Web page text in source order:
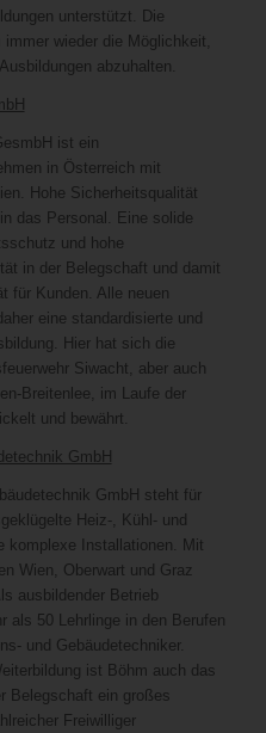
unterstützt. Die
wieder die Möglichkeit,
abzuhalten.
ist ein
in Österreich mit
Hohe Sicherheitsqualität
das Personal. Eine solide
und hohe
in der Belegschaft und damit
für Kunden. Alle neuen
eine standardisierte und
Hier hat sich die
Siwacht, aber auch
Breitenlee, im Laufe der
und bewährt.
GmbH
GmbH steht für
Heiz-, Kühl- und
komplexe Installationen. Mit
Wien, Oberwart und Graz
ausbildender Betrieb
als 50 Lehrlinge in den Berufen
und Gebäudetechniker.
ist Böhm auch das
Belegschaft ein großes
Freiwilliger